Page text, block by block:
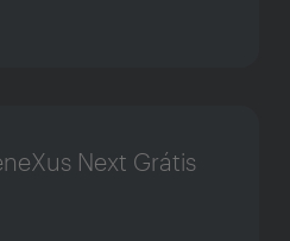
Next Grátis